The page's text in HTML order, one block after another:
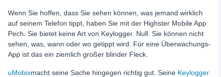
Wenn Sie hoffen, dass Sie sehen können, was jemand wirklich
auf seinem Telefon tippt, haben Sie mit der Highster Mobile App
Pech. Sie bietet keine Art von Keylogger. Null. Sie können nicht
sehen, was, wann oder wo getippt wird. Für eine Überwachungs-
App ist das ein ziemlich großer blinder Fleck.
uMobixmacht seine Sache hingegen richtig gut. Seine Keylogger